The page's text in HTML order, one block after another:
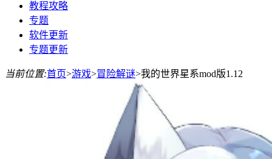
教程攻略
专题
软件更新
专题更新
当前位置:首页>游戏>冒险解谜>我的世界星系mod版1.12